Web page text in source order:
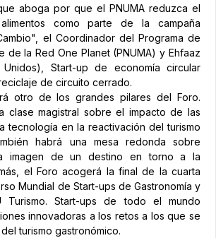
aboga por que el PNUMA reduzca el
como parte de la campaña
el Coordinador del Programa de
de la Red One Planet (PNUMA) y Ehfaaz
Unidos), Start-up de economía circular
de circuito cerrado.
otro de los grandes pilares del Foro.
clase magistral sobre el impacto de las
tecnología en la reactivación del turismo
habrá una mesa redonda sobre
imagen de un destino en torno a la
el Foro acogerá la final de la cuarta
Mundial de Start-ups de Gastronomía y
Turismo. Start-ups de todo el mundo
innovadoras a los retos a los que se
turismo gastronómico.